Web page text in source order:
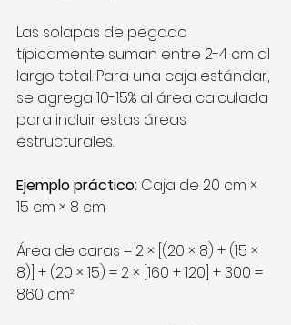
Las solapas de pegado
típicamente suman entre 2-4 cm al
largo total. Para una caja estándar,
se agrega 10-15% al área calculada
para incluir estas áreas
estructurales.
Ejemplo práctico: Caja de 20 cm ×
15 cm × 8 cm
Área de caras = 2 × [(20 × 8) + (15 ×
8)] + (20 × 15) = 2 × [160 + 120] + 300 =
860 cm²